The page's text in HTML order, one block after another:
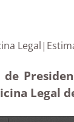
Medicina
Legal